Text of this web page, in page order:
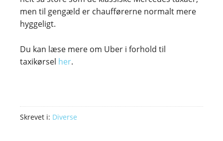
men til gengæld er chaufførerne normalt mere
hyggeligt.
Du kan læse mere om Uber i forhold til
taxikørsel her.
Skrevet i: Diverse